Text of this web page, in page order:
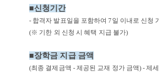
■신청기간
- 합격자 발표일을 포함하여 7일 이내로 신청
(※ 기한 외 신청 시 혜택 지급 불가)
■장학금 지급 금액
(최종 결제금액 - 제공된 교재 정가 금액) -제